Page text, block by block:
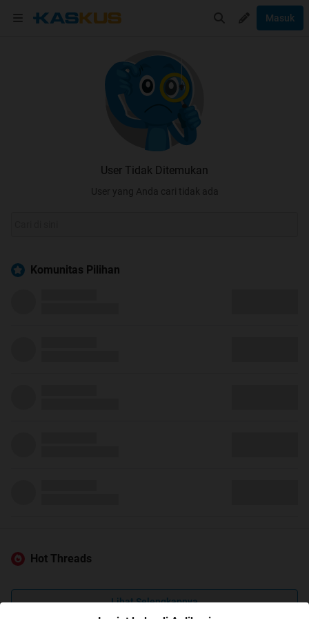
Masuk
User Tidak Ditemukan
User yang Anda cari tidak ada
Komunitas Pilihan
Hot Threads
Lihat Selengkapnya